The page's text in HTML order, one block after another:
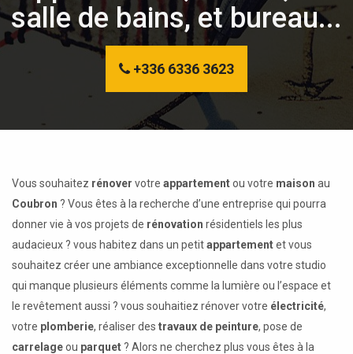
salle de bains, et bureau...
+336 6336 3623
Vous souhaitez rénover votre appartementou votre maison au
Coubron ? Vous êtes à la recherche d’une entreprise qui pourra
donner vie à vos projets de rénovation résidentiels les plus
audacieux ? vous habitez dans un petitappartementet vous
souhaitez créer une ambiance exceptionnelle dans votre studio
qui manque plusieurs éléments comme la lumière ou l’espace et
le revêtement aussi ? vous souhaitiez rénover votre électricité,
votre plomberie, réaliser des travaux de peinture, pose de
carrelageou parquet ? Alors ne cherchez plus vous êtes à la